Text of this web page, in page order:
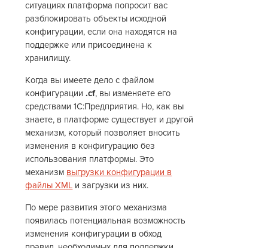
ситуациях платформа попросит вас
разблокировать объекты исходной
конфигурации, если она находятся на
поддержке или присоединена к
хранилищу.
Когда вы имеете дело с файлом
конфигурации.cf, вы изменяете его
средствами 1С:Предприятия. Но, как вы
знаете, в платформе существует и другой
механизм, который позволяет вносить
изменения в конфигурацию без
использования платформы. Это
механизм выгрузки конфигурации в
файлы XML и загрузки из них.
По мере развития этого механизма
появилась потенциальная возможность
изменения конфигурации в обход